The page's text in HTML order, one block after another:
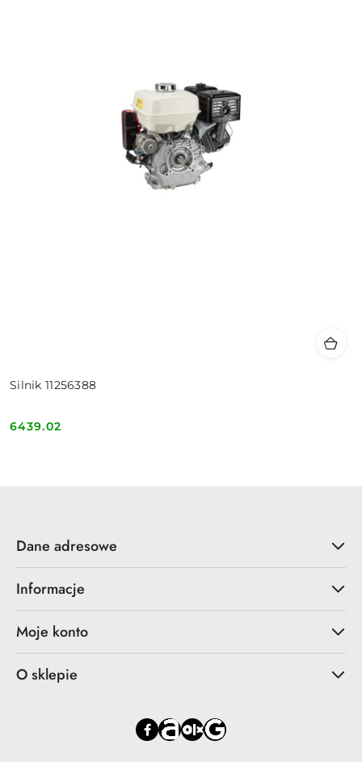
Silnik 11256388
Cena:
6439.02
Dane adresowe
Informacje
Moje konto
O sklepie